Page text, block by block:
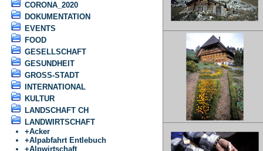
CORONA_2020
DOKUMENTATION
EVENTS
FOOD
GESELLSCHAFT
GESUNDHEIT
GROSS-STADT
INTERNATIONAL
KULTUR
LANDSCHAFT CH
LANDWIRTSCHAFT
+Acker
+Alpabfahrt Entlebuch
+Alpwirtschaft